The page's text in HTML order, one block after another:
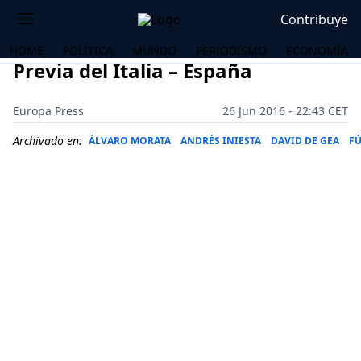
Contribuye
HOME POLÍTICA MUNDO PERIODISMO ECONOMÍA
Previa del Italia – España
Europa Press
26 Jun 2016 - 22:43 CET
Archivado en: ÁLVARO MORATA ANDRÉS INIESTA DAVID DE GEA